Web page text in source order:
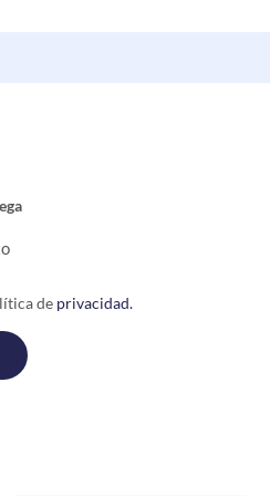
de privacidad.